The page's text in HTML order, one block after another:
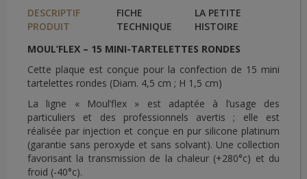
DESCRIPTIF
PRODUIT
FICHE
TECHNIQUE
LA PETITE
HISTOIRE
MOUL’FLEX – 15 MINI-TARTELETTES RONDES
Cette plaque est conçue pour la confection de 15 mini
tartelettes rondes (Diam. 4,5 cm ; H 1,5 cm)
La ligne « Moul’flex » est adaptée à l’usage des
particuliers et des professionnels avertis ; elle est
réalisée par injection et conçue en pur silicone platinum
(garantie sans peroxyde et sans solvant). Une collection
favorisant la transmission de la chaleur (+280°c) et du
froid (-40°c).